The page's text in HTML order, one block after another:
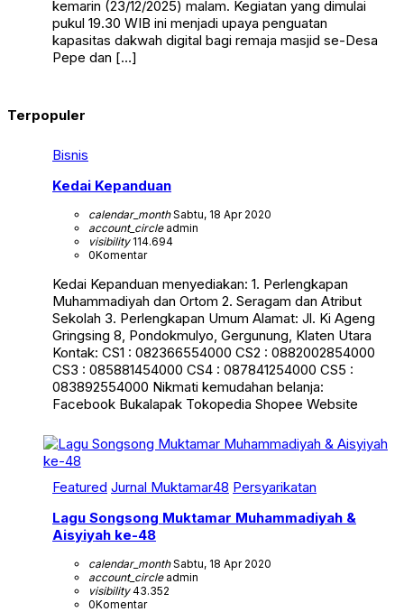
kemarin (23/12/2025) malam. Kegiatan yang dimulai
pukul 19.30 WIB ini menjadi upaya penguatan
kapasitas dakwah digital bagi remaja masjid se-Desa
Pepe dan […]
Terpopuler
Bisnis
Kedai Kepanduan
calendar_monthSabtu, 18 Apr 2020
account_circleadmin
visibility114.694
0Komentar
Kedai Kepanduan menyediakan: 1. Perlengkapan
Muhammadiyah dan Ortom 2. Seragam dan Atribut
Sekolah 3. Perlengkapan Umum Alamat: Jl. Ki Ageng
Gringsing 8, Pondokmulyo, Gergunung, Klaten Utara
Kontak: CS1 : 082366554000 CS2 : 0882002854000
CS3 : 085881454000 CS4 : 087841254000 CS5 :
083892554000 Nikmati kemudahan belanja:
Facebook Bukalapak Tokopedia Shopee Website
Featured Jurnal Muktamar48 Persyarikatan
Lagu Songsong Muktamar Muhammadiyah &
Aisyiyah ke-48
calendar_monthSabtu, 18 Apr 2020
account_circleadmin
visibility43.352
0Komentar